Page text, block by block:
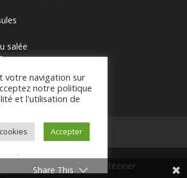
salée
légales Contact
© 2025 Laurent Schteiner
votre navigation sur
notre politique
et l'utilisation de
Accepter
.
Share This